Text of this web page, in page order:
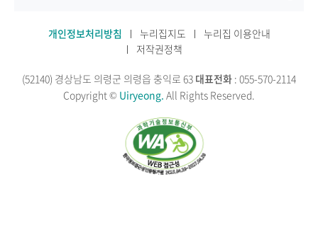
개인정보처리방침 누리집지도
누리집 이용안내
저작권정책
(52140) 경상남도 의령군 의령읍 충익로 63 대표전화 : 055-570-2114
Copyright © Uiryeong. All Rights Reserved.